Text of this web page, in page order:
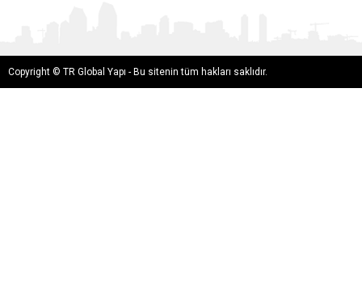
Copyright © TR Global Yapı - Bu sitenin tüm hakları saklıdır.